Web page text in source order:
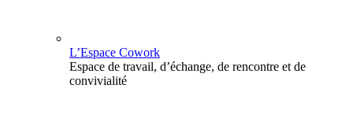
L’Espace Cowork
Espace de travail, d’échange, de rencontre et de
convivialité